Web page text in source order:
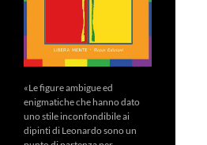
«Le figure ambigue ed
enigmatiche che hanno dato
uno stile inconfondibile ai
dipinti di Leonardo sono un